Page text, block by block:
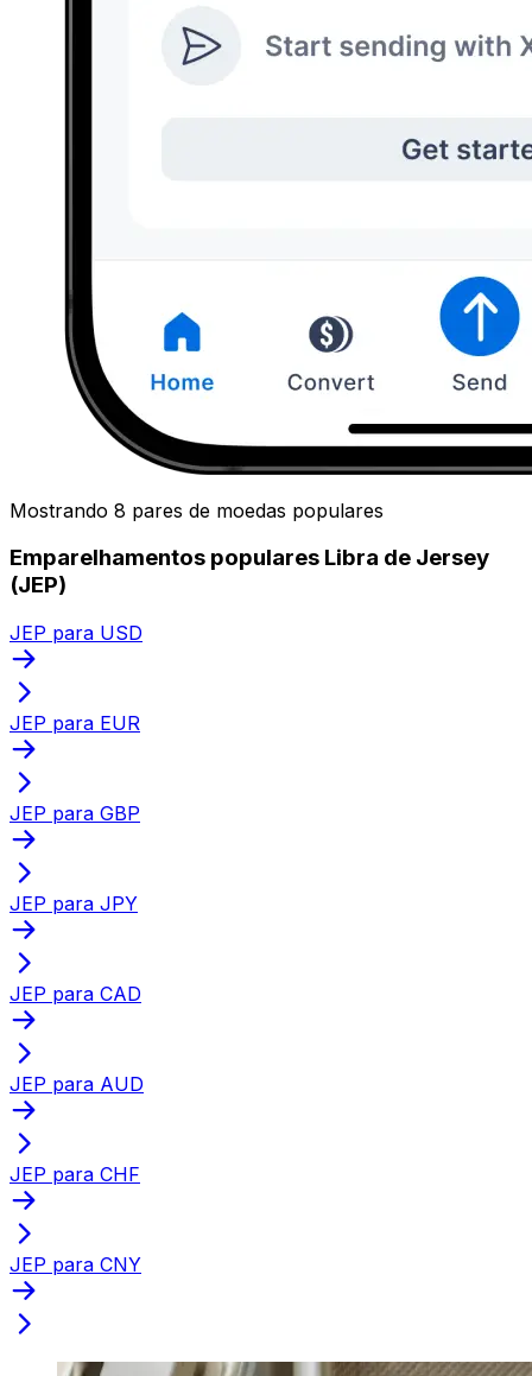
Mostrando 8 pares de moedas populares
Emparelhamentos populares Libra de Jersey
(JEP)
JEP para USD
JEP para EUR
JEP para GBP
JEP para JPY
JEP para CAD
JEP para AUD
JEP para CHF
JEP para CNY